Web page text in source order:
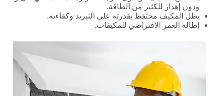
ودون إهدار للكثير من الطاقة.
يظل المكيف محتفظ بقدرته على التبريد وكفاءته.
إطالة العمر الافتراضي للمكيفات.